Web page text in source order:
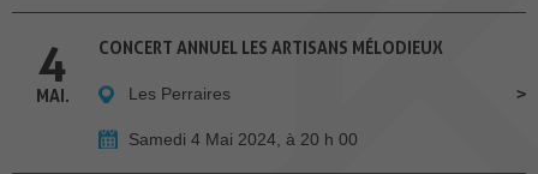
4
MAI.
CONCERT ANNUEL LES ARTISANS MÉLODIEUX
Les Perraires
Samedi 4 Mai 2024, à 20 h 00